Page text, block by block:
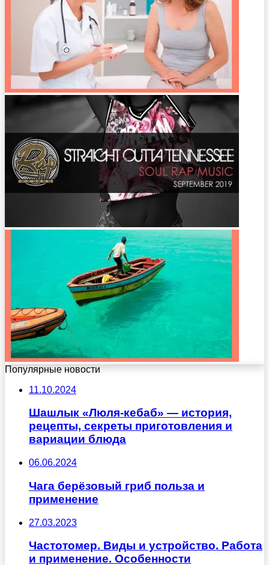
Популярные новости
11.10.2024
Шашлык «Люля-кебаб» — история,
рецепты, секреты приготовления и
вариации блюда
06.06.2024
Чага берёзовый гриб польза и
применение
27.03.2023
Частотомер. Виды и устройство. Работа
и применение. Особенности